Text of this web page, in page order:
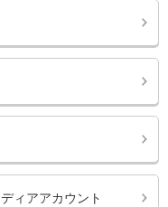
ィアアカウント